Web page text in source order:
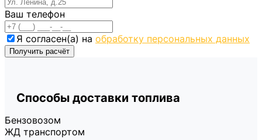
Ваш телефон
Я согласен(а) на обработку персональных данных
Получить расчёт
Способы доставки топлива
Бензовозом
ЖД транспортом